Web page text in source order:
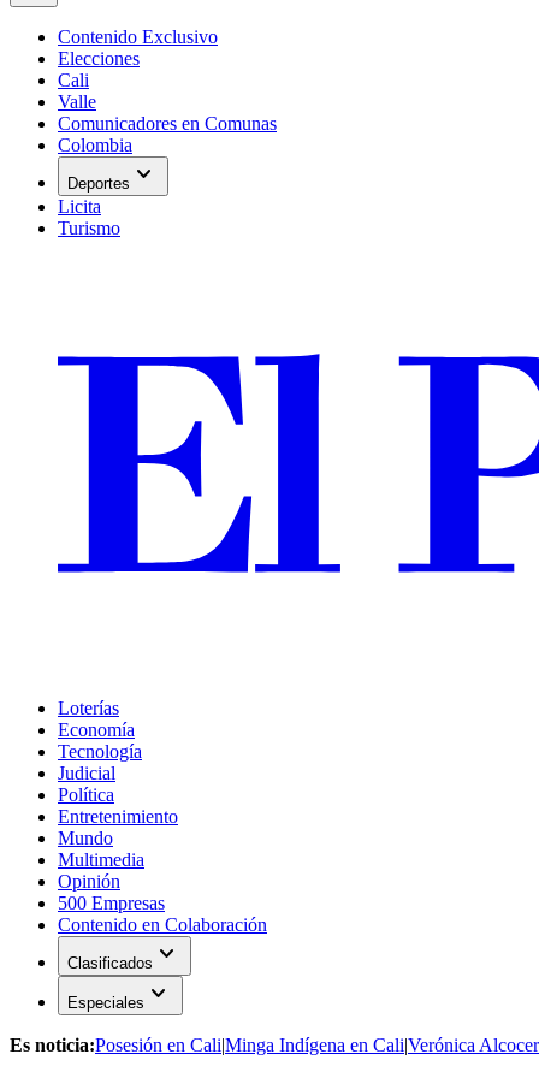
Contenido Exclusivo
Elecciones
Cali
Valle
Comunicadores en Comunas
Colombia
Deportes expand_more
Licita
Turismo
Loterías
Economía
Tecnología
Judicial
Política
Entretenimiento
Mundo
Multimedia
Opinión
500 Empresas
Contenido en Colaboración
Clasificados expand_more
Especiales expand_more
Es noticia:Posesión en Cali|Minga Indígena en Cali|Verónica Alcocer